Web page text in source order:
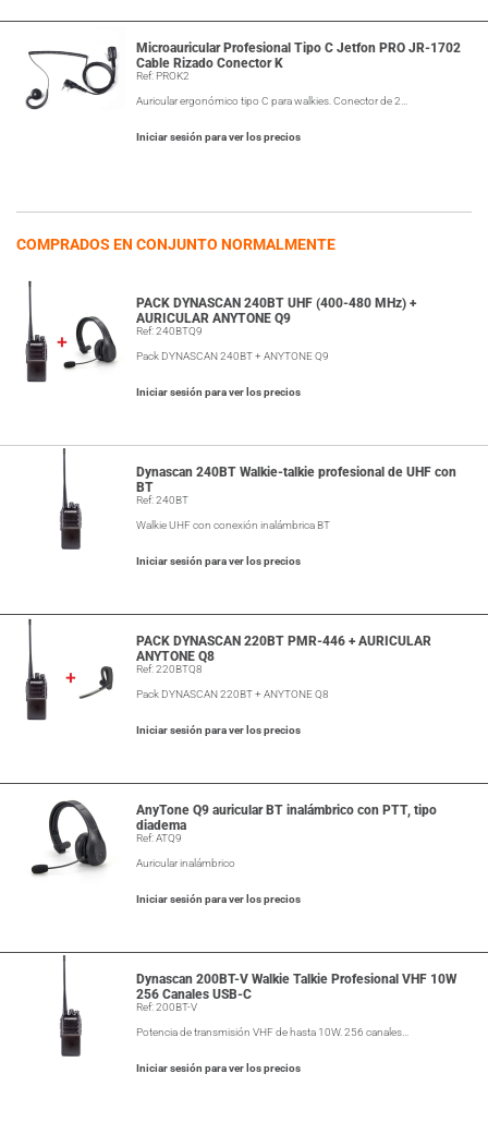
Microauricular Profesional Tipo C Jetfon PRO JR-1702
Cable Rizado Conector K
Ref: PROK2
Auricular ergonómico tipo C para walkies. Conector de 2…
Iniciar sesión para ver los precios
COMPRADOS EN CONJUNTO NORMALMENTE
PACK DYNASCAN 240BT UHF (400-480 MHz) +
AURICULAR ANYTONE Q9
Ref: 240BTQ9
Pack DYNASCAN 240BT + ANYTONE Q9
Iniciar sesión para ver los precios
Dynascan 240BT Walkie-talkie profesional de UHF con
BT
Ref: 240BT
Walkie UHF con conexión inalámbrica BT
Iniciar sesión para ver los precios
PACK DYNASCAN 220BT PMR-446 + AURICULAR
ANYTONE Q8
Ref: 220BTQ8
Pack DYNASCAN 220BT + ANYTONE Q8
Iniciar sesión para ver los precios
AnyTone Q9 auricular BT inalámbrico con PTT, tipo
diadema
Ref: ATQ9
Auricular inalámbrico
Iniciar sesión para ver los precios
Dynascan 200BT-V Walkie Talkie Profesional VHF 10W
256 Canales USB-C
Ref: 200BT-V
Potencia de transmisión VHF de hasta 10W. 256 canales…
Iniciar sesión para ver los precios